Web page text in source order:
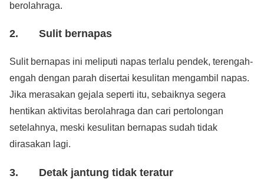
berolahraga.
2. Sulit bernapas
Sulit bernapas ini meliputi napas terlalu pendek, terengah-
engah dengan parah disertai kesulitan mengambil napas.
Jika merasakan gejala seperti itu, sebaiknya segera
hentikan aktivitas berolahraga dan cari pertolongan
setelahnya, meski kesulitan bernapas sudah tidak
dirasakan lagi.
3. Detak jantung tidak teratur